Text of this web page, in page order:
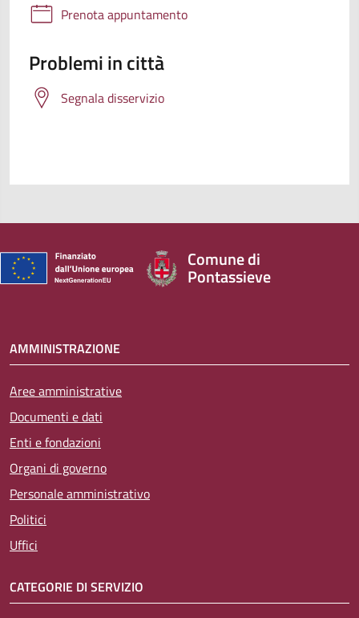
Prenota appuntamento
Problemi in città
Segnala disservizio
Comune di
Pontassieve
AMMINISTRAZIONE
Aree amministrative
Documenti e dati
Enti e fondazioni
Organi di governo
Personale amministrativo
Politici
Uffici
CATEGORIE DI SERVIZIO